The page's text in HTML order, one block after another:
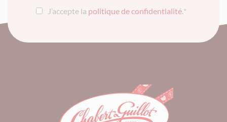
J’accepte la politique de confidentialité.*